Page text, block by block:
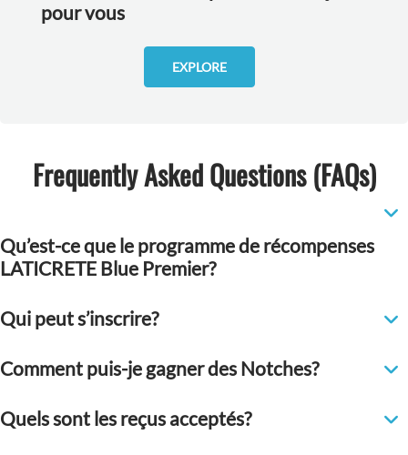
pour vous
EXPLORE
Frequently Asked Questions (FAQs)
Qu’est-ce que le programme de récompenses
LATICRETE Blue Premier?
Qui peut s’inscrire?
Comment puis-je gagner des Notches?
Quels sont les reçus acceptés?